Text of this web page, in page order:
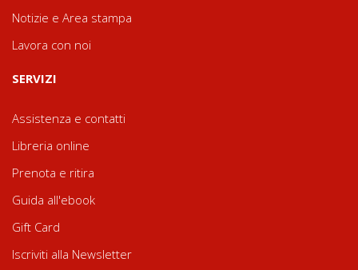
Notizie e Area stampa
Lavora con noi
SERVIZI
Assistenza e contatti
Libreria online
Prenota e ritira
Guida all'ebook
Gift Card
Iscriviti alla Newsletter